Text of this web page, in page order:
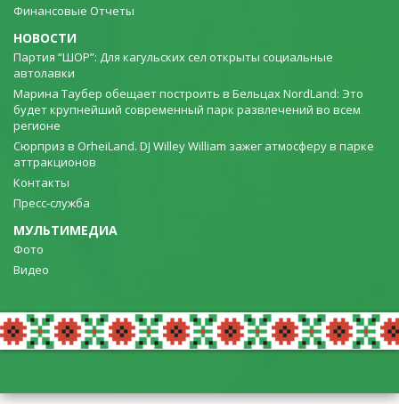
Финансовые Отчеты
НОВОСТИ
Партия “ШОР”: Для кагульских сел открыты социальные
автолавки
Марина Таубер обещает построить в Бельцах NordLand: Это
будет крупнейший современный парк развлечений во всем
регионе
Сюрприз в OrheiLand. DJ Willey William зажег атмосферу в парке
аттракционов
Контакты
Пресс-служба
МУЛЬТИМЕДИА
Фото
Видео